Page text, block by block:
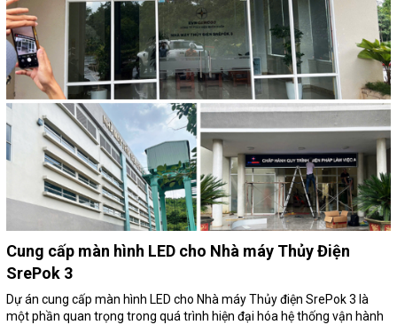
Cung cấp màn hình LED cho Nhà máy Thủy Điện
SrePok 3
Dự án cung cấp màn hình LED cho Nhà máy Thủy điện SrePok 3 là
một phần quan trọng trong quá trình hiện đại hóa hệ thống vận hành